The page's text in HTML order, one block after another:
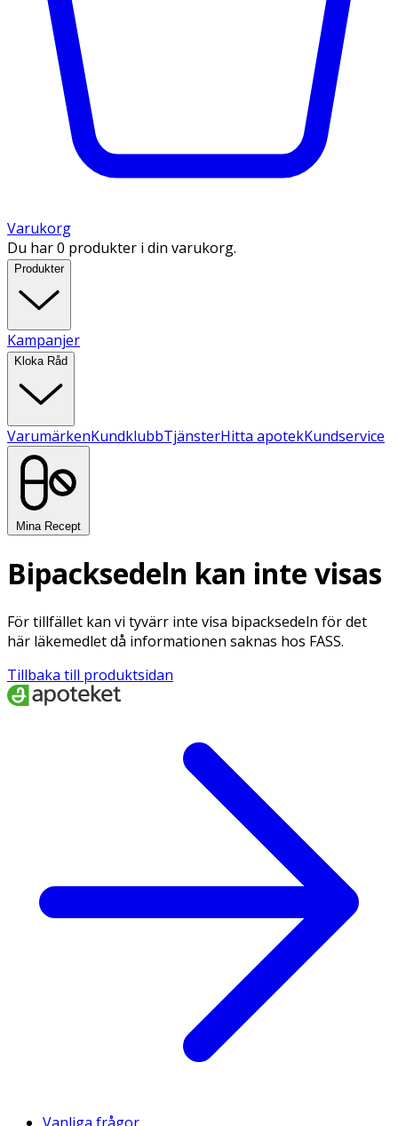
Varukorg
Du har 0 produkter i din varukorg.
Produkter
Kampanjer
Kloka Råd
VarumärkenKundklubbTjänsterHitta apotekKundservice
Mina Recept
Bipacksedeln kan inte visas
För tillfället kan vi tyvärr inte visa bipacksedeln för det
här läkemedlet då informationen saknas hos FASS.
Tillbaka till produktsidan